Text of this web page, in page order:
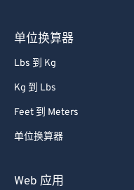
单位换算器
Lbs 到 Kg
Kg 到 Lbs
Feet 到 Meters
单位换算器
Web 应用